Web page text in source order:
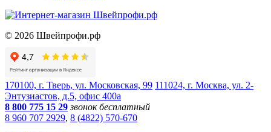
© 2026 Швейпрофи.рф
170100, г. Тверь, ул. Московская, 99 111024, г. Москва, ул. 2-
Энтузиастов, д.5, офис 400а
8 800 775 15 29 звонок бесплатный
8 960 707 2929, 8 (4822) 570-670